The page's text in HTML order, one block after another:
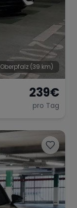
(39 km)
239€
pro Tag